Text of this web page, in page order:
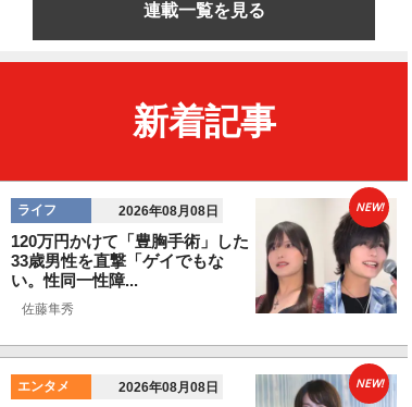
連載一覧を見る
新着記事
ライフ 2026年08月08日
120万円かけて「豊胸手術」した
33歳男性を直撃「ゲイでもな
い。性同一性障...
佐藤隼秀
NEW!
エンタメ 2026年08月08日 NEW!